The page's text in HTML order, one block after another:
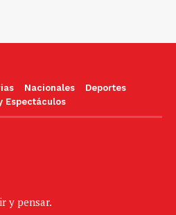
Nacionales
Deportes
Espectáculos
y pensar.